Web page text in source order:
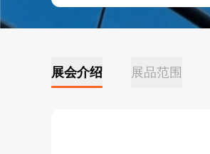
展会介绍 展品范围